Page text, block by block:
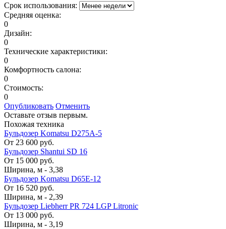
Срок использования:
Средняя оценка:
0
Дизайн:
0
Технические характеристики:
0
Комфортность салона:
0
Стоимость:
0
Опубликовать Отменить
Оставьте отзыв первым.
Похожая техника
Бульдозер Komatsu D275A-5
От 23 600 руб.
Бульдозер Shantui SD 16
От 15 000 руб.
Ширина, м - 3,38
Бульдозер Komatsu D65E-12
От 16 520 руб.
Ширина, м - 2,39
Бульдозер Liebherr PR 724 LGP Litronic
От 13 000 руб.
Ширина, м - 3,19